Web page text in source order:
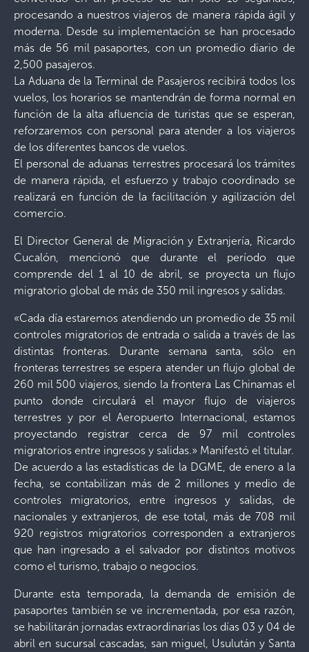
procesando a nuestros viajeros de manera rápida ágil y
moderna. Desde su implementación se han procesado
más de 56 mil pasaportes, con un promedio diario de
2,500 pasajeros.
La Aduana de la Terminal de Pasajeros recibirá todos los
vuelos, los horarios se mantendrán de forma normal en
función de la alta afluencia de turistas que se esperan,
reforzaremos con personal para atender a los viajeros
de los diferentes bancos de vuelos.
El personal de aduanas terrestres procesará los trámites
de manera rápida, el esfuerzo y trabajo coordinado se
realizará en función de la facilitación y agilización del
comercio.
El Director General de Migración y Extranjería, Ricardo
Cucalón, mencionó que durante el período que
comprende del 1 al 10 de abril, se proyecta un flujo
migratorio global de más de 350 mil ingresos y salidas.
«Cada día estaremos atendiendo un promedio de 35 mil
controles migratorios de entrada o salida a través de las
distintas fronteras. Durante semana santa, sólo en
fronteras terrestres se espera atender un flujo global de
260 mil 500 viajeros, siendo la frontera Las Chinamas el
punto donde circulará el mayor flujo de viajeros
terrestres y por el Aeropuerto Internacional, estamos
proyectando registrar cerca de 97 mil controles
migratorios entre ingresos y salidas.» Manifestó el titular.
De acuerdo a las estadísticas de la DGME, de enero a la
fecha, se contabilizan más de 2 millones y medio de
controles migratorios, entre ingresos y salidas, de
nacionales y extranjeros, de ese total, más de 708 mil
920 registros migratorios corresponden a extranjeros
que han ingresado a el salvador por distintos motivos
como el turismo, trabajo o negocios.
Durante esta temporada, la demanda de emisión de
pasaportes también se ve incrementada, por esa razón,
se habilitarán jornadas extraordinarias los días 03 y 04 de
abril en sucursal cascadas, san miguel, Usulután y Santa